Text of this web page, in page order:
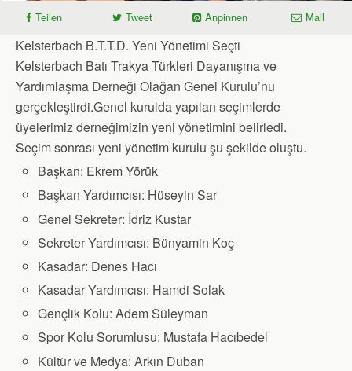
Teilen Tweet Anpinnen Mail
Kelsterbach B.T.T.D. Yeni Yönetimi Seçti
Kelsterbach Batı Trakya Türkleri Dayanışma ve
Yardımlaşma Derneği Olağan Genel Kurulu’nu
gerçekleştirdi.Genel kurulda yapılan seçimlerde
üyelerimiz derneğimizin yeni yönetimini belirledi.
Seçim sonrası yeni yönetim kurulu şu şekilde oluştu.
Başkan: Ekrem Yörük
Başkan Yardımcısı: Hüseyin Sar
Genel Sekreter: İdriz Kustar
Sekreter Yardımcısı: Bünyamin Koç
Kasadar: Denes Hacı
Kasadar Yardımcısı: Hamdi Solak
Gençlik Kolu: Adem Süleyman
Spor Kolu Sorumlusu: Mustafa Hacıbedel
Kültür ve Medya: Arkın Duban